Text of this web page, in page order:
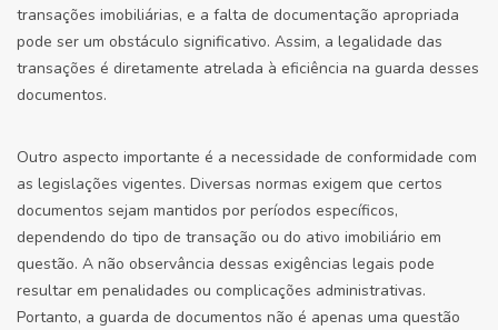
transações imobiliárias, e a falta de documentação apropriada
pode ser um obstáculo significativo. Assim, a legalidade das
transações é diretamente atrelada à eficiência na guarda desses
documentos.
Outro aspecto importante é a necessidade de conformidade com
as legislações vigentes. Diversas normas exigem que certos
documentos sejam mantidos por períodos específicos,
dependendo do tipo de transação ou do ativo imobiliário em
questão. A não observância dessas exigências legais pode
resultar em penalidades ou complicações administrativas.
Portanto, a guarda de documentos não é apenas uma questão